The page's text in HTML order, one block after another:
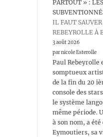
PARTOUT » :
IL FAUT SAUVER
REBEYROLLE À
3 août 2026
par nicole Esterolle
Paul Rebeyrolle
somptueux
de la fin du 20
console des
le système
même période.
à son nom, a
Eymoutiers, sa